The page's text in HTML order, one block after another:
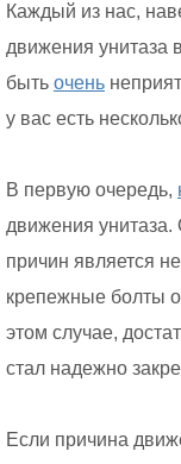
Каждый из нас,
движения унитаза
быть очень
у вас есть
В первую очередь,
движения
причин является
крепежные болты
этом случае,
стал надежно
Если причина